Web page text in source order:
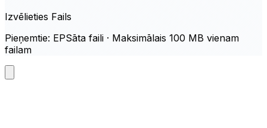
Izvēlieties Fails
Pieņemtie: EPSāta faili · Maksimālais 100 MB vienam
failam